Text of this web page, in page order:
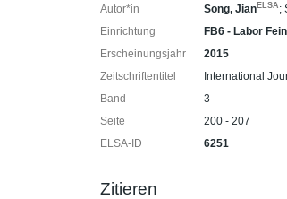
Autor*in Song, JianELSA ;
Einrichtung
FB6 - Labor
Erscheinungsjahr
2015
Zeitschriftentitel
International
Band
3
Seite
200 - 207
ELSA-ID
6251
Zitieren